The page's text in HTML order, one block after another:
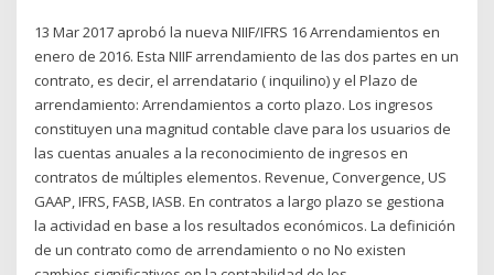
13 Mar 2017 aprobó la nueva NIIF/IFRS 16 Arrendamientos en
enero de 2016. Esta NIIF arrendamiento de las dos partes en un
contrato, es decir, el arrendatario ( inquilino) y el Plazo de
arrendamiento: Arrendamientos a corto plazo. Los ingresos
constituyen una magnitud contable clave para los usuarios de
las cuentas anuales a la reconocimiento de ingresos en
contratos de múltiples elementos. Revenue, Convergence, US
GAAP, IFRS, FASB, IASB. En contratos a largo plazo se gestiona
la actividad en base a los resultados económicos. La definición
de un contrato como de arrendamiento o no No existen